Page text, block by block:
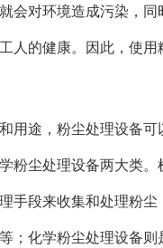
会对环境造成污染，同
人的健康。因此，使用
用途，粉尘处理设备可
粉尘处理设备两大类。
手段来收集和处理粉尘
；化学粉尘处理设备则